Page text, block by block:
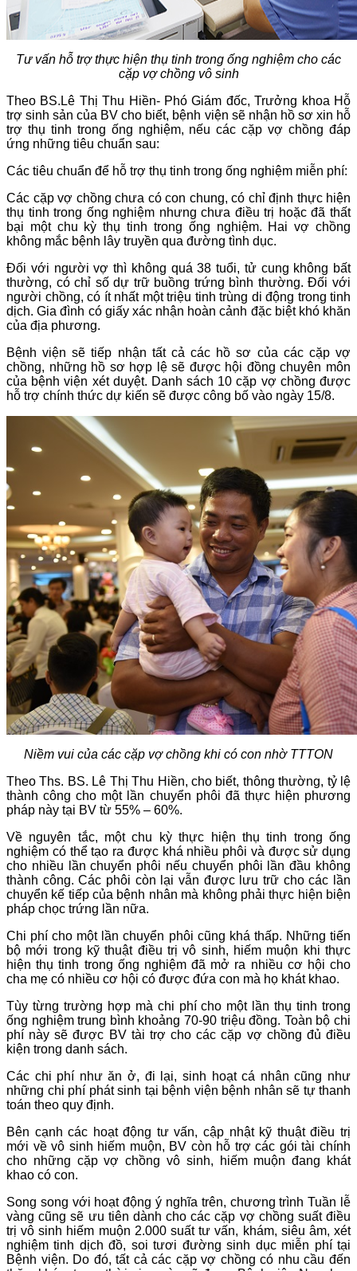
Tư vấn hỗ trợ thực hiện thụ tinh trong ống nghiệm cho các
cặp vợ chồng vô sinh
Theo BS.Lê Thị Thu Hiền- Phó Giám đốc, Trưởng khoa Hỗ
trợ sinh sản của BV cho biết, bệnh viện sẽ nhận hồ sơ xin hỗ
trợ thụ tinh trong ống nghiệm, nếu các cặp vợ chồng đáp
ứng những tiêu chuẩn sau:
Các tiêu chuẩn để hỗ trợ thụ tinh trong ống nghiệm miễn phí:
Các cặp vợ chồng chưa có con chung, có chỉ định thực hiện
thụ tinh trong ống nghiệm nhưng chưa điều trị hoặc đã thất
bại một chu kỳ thụ tinh trong ống nghiệm. Hai vợ chồng
không mắc bệnh lây truyền qua đường tình dục.
Đối với người vợ thì không quá 38 tuổi, tử cung không bất
thường, có chỉ số dự trữ buồng trứng bình thường. Đối với
người chồng, có ít nhất một triệu tinh trùng di động trong tinh
dịch. Gia đình có giấy xác nhận hoàn cảnh đặc biệt khó khăn
của địa phương.
Bệnh viện sẽ tiếp nhận tất cả các hồ sơ của các cặp vợ
chồng, những hồ sơ hợp lệ sẽ được hội đồng chuyên môn
của bệnh viện xét duyệt. Danh sách 10 cặp vợ chồng được
hỗ trợ chính thức dự kiến sẽ được công bố vào ngày 15/8.
Niềm vui của các cặp vợ chồng khi có con nhờ TTTON
Theo Ths. BS. Lê Thị Thu Hiền, cho biết, thông thường, tỷ lệ
thành công cho một lần chuyển phôi đã thực hiện phương
pháp này tại BV từ 55% – 60%.
Về nguyên tắc, một chu kỳ thực hiện thụ tinh trong ống
nghiệm có thể tạo ra được khá nhiều phôi và được sử dụng
cho nhiều lần chuyển phôi nếu chuyển phôi lần đầu không
thành công. Các phôi còn lại vẫn được lưu trữ cho các lần
chuyển kế tiếp của bệnh nhân mà không phải thực hiện biện
pháp chọc trứng lần nữa.
Chi phí cho một lần chuyển phôi cũng khá thấp. Những tiến
bộ mới trong kỹ thuật điều trị vô sinh, hiếm muộn khi thực
hiện thụ tinh trong ống nghiệm đã mở ra nhiều cơ hội cho
cha mẹ có nhiều cơ hội có được đứa con mà họ khát khao.
Tùy từng trường hợp mà chi phí cho một lần thụ tinh trong
ống nghiệm trung bình khoảng 70-90 triệu đồng. Toàn bộ chi
phí này sẽ được BV tài trợ cho các cặp vợ chồng đủ điều
kiện trong danh sách.
Các chi phí như ăn ở, đi lại, sinh hoạt cá nhân cũng như
những chi phí phát sinh tại bệnh viện bệnh nhân sẽ tự thanh
toán theo quy định.
Bên cạnh các hoạt động tư vấn, cập nhật kỹ thuật điều trị
mới về vô sinh hiếm muộn, BV còn hỗ trợ các gói tài chính
cho những cặp vợ chồng vô sinh, hiếm muộn đang khát
khao có con.
Song song với hoạt động ý nghĩa trên, chương trình Tuần lễ
vàng cũng sẽ ưu tiên dành cho các cặp vợ chồng suất điều
trị vô sinh hiếm muộn 2.000 suất tư vấn, khám, siêu âm, xét
nghiệm tinh dịch đồ, soi tươi đường sinh dục miễn phí tại
Bệnh viện. Do đó, tất cả các cặp vợ chồng có nhu cầu đến